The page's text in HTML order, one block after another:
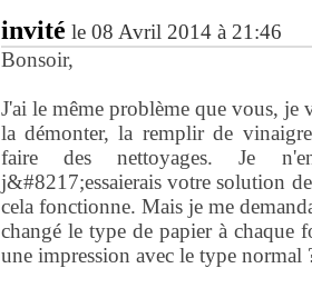
invité le 08 Avril 2014 à 21:46
Bonsoir,
J'ai le même problème que vous, je
la démonter, la remplir de
faire des nettoyages. Je
j&#8217;essaierais votre solution
cela fonctionne. Mais je me
changé le type de papier à chaque
une impression avec le type normal